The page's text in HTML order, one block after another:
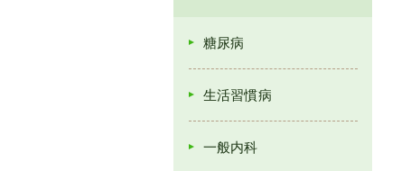
糖尿病
生活習慣病
一般内科